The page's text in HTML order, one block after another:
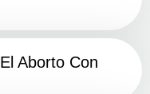
Aborto Con